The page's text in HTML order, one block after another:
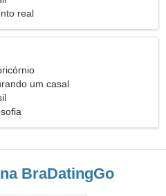
real
um casal
BraDatingGo